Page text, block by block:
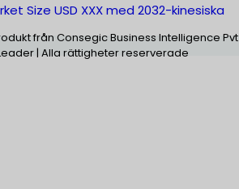
Size USD XXX med 2032-kinesiska
från Consegic Business Intelligence Pvt
| Alla rättigheter reserverade